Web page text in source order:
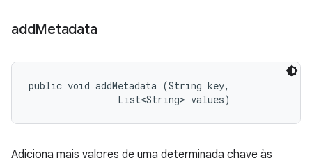
addMetadata
public void addMetadata (String key,
                List<String> values)
Adiciona mais valores de uma determinada chave às